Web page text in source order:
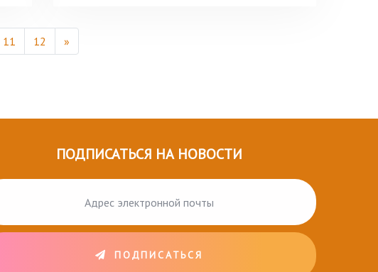
11 12 »
ПОДПИСАТЬСЯ НА НОВОСТИ
ПОДПИСАТЬСЯ